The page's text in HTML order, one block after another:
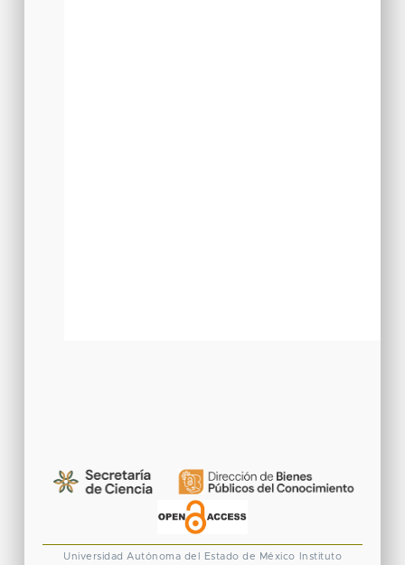
Universidad Autónoma del Estado de México Instituto